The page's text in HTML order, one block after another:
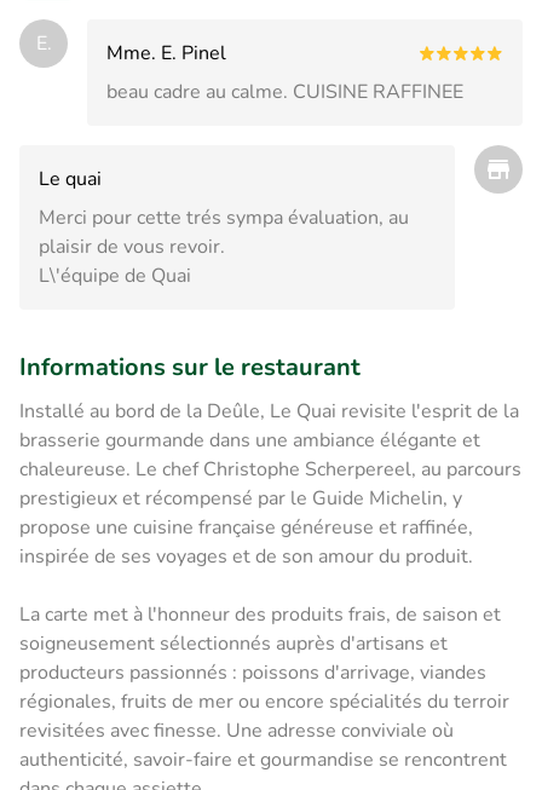
E.
Mme. E. Pinel
beau cadre au calme. CUISINE RAFFINEE
Le quai
Merci pour cette trés sympa évaluation, au
plaisir de vous revoir.
L\'équipe de Quai
Informations sur le restaurant
Installé au bord de la Deûle, Le Quai revisite l'esprit de la
brasserie gourmande dans une ambiance élégante et
chaleureuse. Le chef Christophe Scherpereel, au parcours
prestigieux et récompensé par le Guide Michelin, y
propose une cuisine française généreuse et raffinée,
inspirée de ses voyages et de son amour du produit.
La carte met à l'honneur des produits frais, de saison et
soigneusement sélectionnés auprès d'artisans et
producteurs passionnés : poissons d'arrivage, viandes
régionales, fruits de mer ou encore spécialités du terroir
revisitées avec finesse. Une adresse conviviale où
authenticité, savoir-faire et gourmandise se rencontrent